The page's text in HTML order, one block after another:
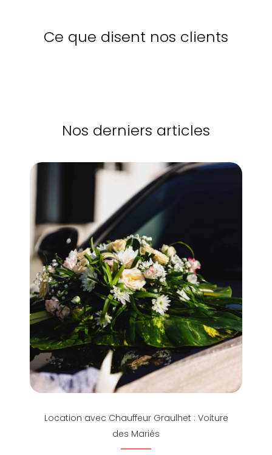
Ce que disent nos clients
Nos derniers articles
Location avec Chauffeur Graulhet : Voiture
des Mariés